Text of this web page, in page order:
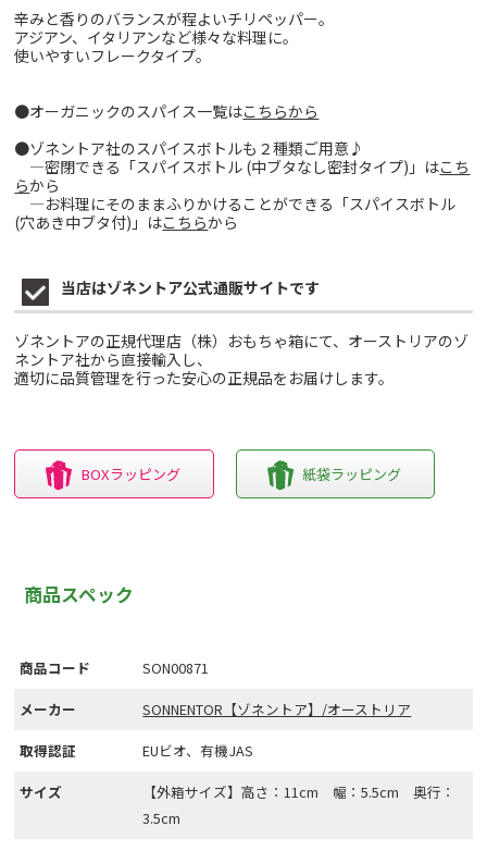
辛みと香りのバランスが程よいチリペッパー。
アジアン、イタリアンなど様々な料理に。
使いやすいフレークタイプ。
●オーガニックのスパイス一覧はこちらから
●ゾネントア社のスパイスボトルも２種類ご用意♪
―密閉できる「スパイスボトル (中ブタなし密封タイプ)」はこち
らから
―お料理にそのままふりかけることができる「スパイスボトル
(穴あき中ブタ付)」はこちらから
当店はゾネントア公式通販サイトです
ゾネントアの正規代理店（株）おもちゃ箱にて、オーストリアのゾ
ネントア社から直接輸入し、
適切に品質管理を行った安心の正規品をお届けします。
BOXラッピング 紙袋ラッピング
商品スペック
商品コード
SON00871
メーカー
SONNENTOR【ゾネントア】/オーストリア
取得認証
EUビオ、有機JAS
サイズ
【外箱サイズ】高さ：11cm 幅：5.5cm 奥行：
3.5cm